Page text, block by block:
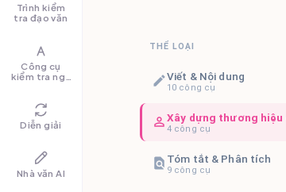
Trình kiểm
tra đạo văn
Công cụ
kiểm tra ngữ
Diễn giải
Nhà văn AI
THỂ LOẠI
Viết & Nội dung
10 công cụ
4 công cụ
Tóm tắt & Phân tích
9 công cụ